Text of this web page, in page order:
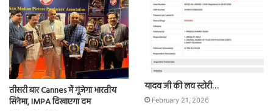
तीसरी बार Cannes में गूंजेगा भारतीय
सिनेमा, IMPA दिखाएगा दम
यादव जी की लव स्टोरी…
February 21, 2026